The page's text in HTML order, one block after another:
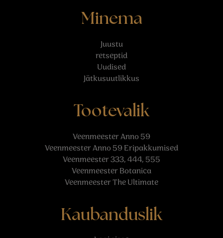
Minema
Juustu
retseptid
Uudised
Jätkusuutlikkus
Tootevalik
Veenmeester Anno 59
Veenmeester Anno 59 Eripakkumised
Veenmeester 333, 444, 555
Veenmeester Botanica
Veenmeester The Ultimate
Kaubanduslik